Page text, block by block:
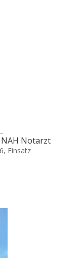
Notarzt
, Einsatz